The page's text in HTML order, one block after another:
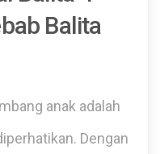
Balita
anak adalah
Dengan